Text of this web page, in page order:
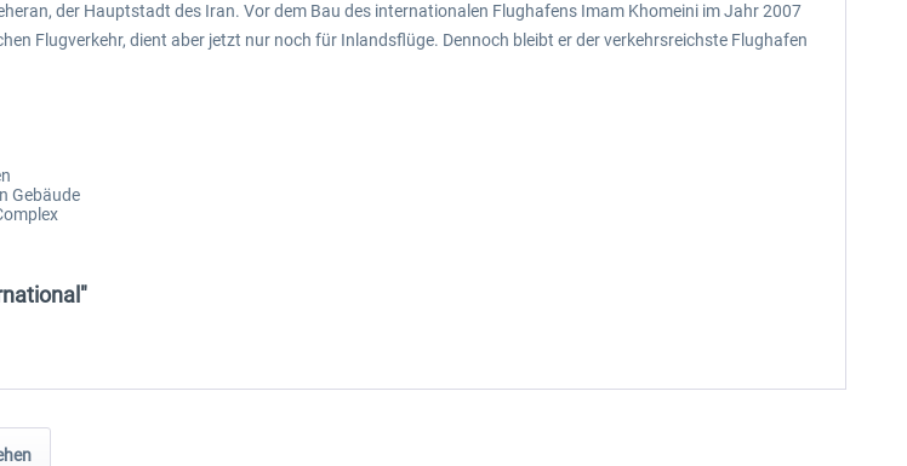
der Hauptstadt des Iran. Vor dem Bau des internationalen Flughafens Imam Khomeini im Jahr 2007
Flugverkehr, dient aber jetzt nur noch für Inlandsflüge. Dennoch bleibt er der verkehrsreichste Flughafen
Gebäude